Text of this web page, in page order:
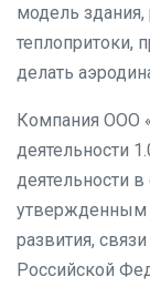
модель здания,
теплопритоки,
делать
Компания ООО
деятельности
деятельности
утвержденным
развития,
Российской